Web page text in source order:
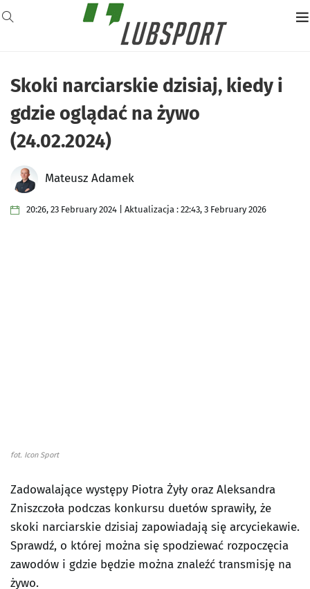
Skoki narciarskie dzisiaj, kiedy i
gdzie oglądać na żywo
(24.02.2024)
Mateusz Adamek
20:26, 23 February 2024 | Aktualizacja : 22:43, 3 February 2026
fot. Icon Sport
Zadowalające występy Piotra Żyły oraz Aleksandra
Zniszczoła podczas konkursu duetów sprawiły, że
skoki narciarskie dzisiaj zapowiadają się arcyciekawie.
Sprawdź, o której można się spodziewać rozpoczęcia
zawodów i gdzie będzie można znaleźć transmisję na
żywo.